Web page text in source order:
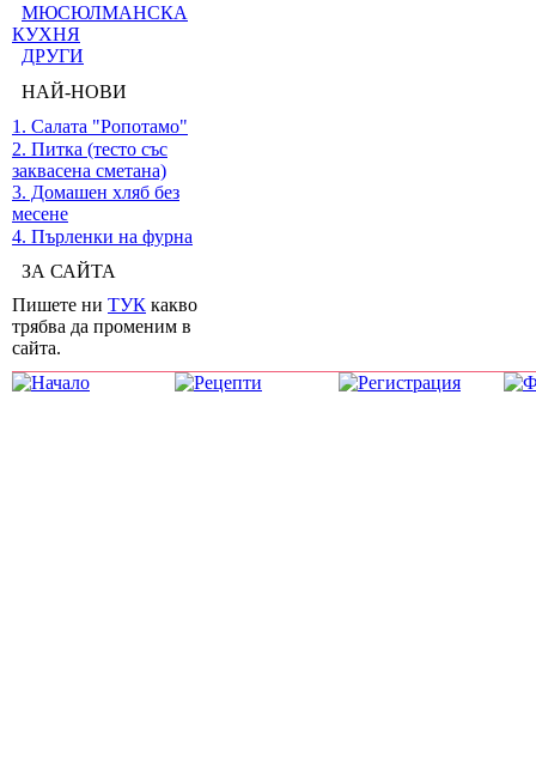
МЮСЮЛМАНСКА
КУХНЯ
ДРУГИ
НАЙ-НОВИ
1. Салата "Ропотамо"
2. Питка (тесто със
заквасена сметана)
3. Домашен хляб без
месене
4. Пърленки на фурна
ЗА САЙТА
Пишете ни ТУК какво
трябва да променим в
сайта.